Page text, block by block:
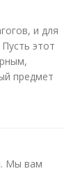
и для
этот
предмет
Мы вам